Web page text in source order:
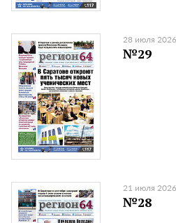
28 июля 2026
№29
21 июля 2026
№28